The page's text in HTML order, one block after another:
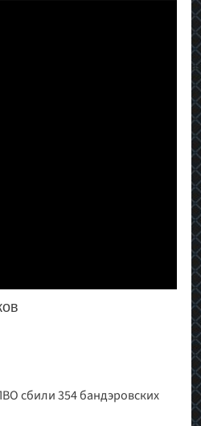
сбили 354 бандэровских